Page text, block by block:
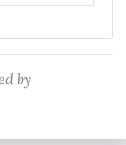
by